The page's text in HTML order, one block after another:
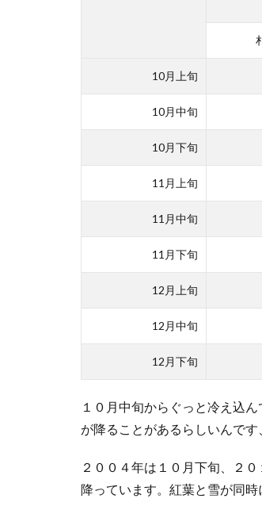
10月上旬
10月中旬
10月下旬
11月上旬
11月中旬
11月下旬
12月上旬
12月中旬
12月下旬
１０月中旬からぐっと冷え込
が降ることがあるらしいんです
２００４年は１０月下旬、２
降っています。紅葉と雪が同時